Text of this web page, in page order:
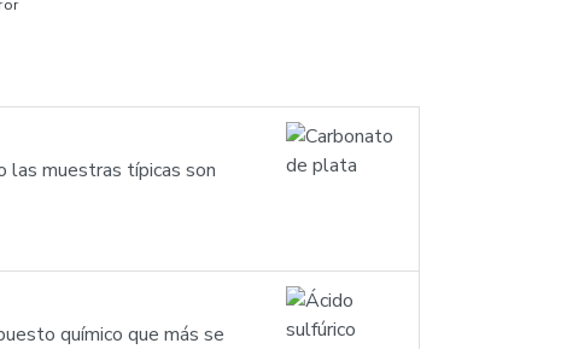
las muestras típicas son
químico que más se